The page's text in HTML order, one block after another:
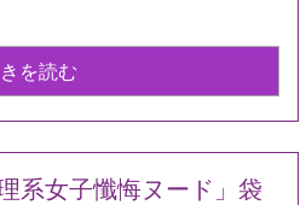
を読む
系女子懺悔ヌード」袋